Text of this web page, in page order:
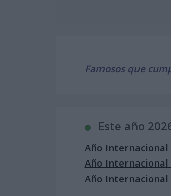
Famosos que
Este año
Año Internacional
Año
Año